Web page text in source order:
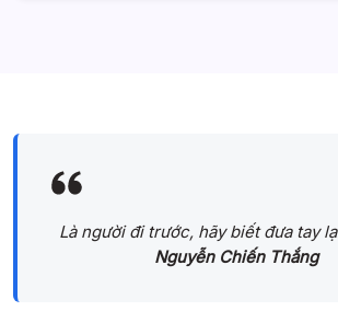
Là người đi trước, hãy biết đưa tay
Nguyễn Chiến Thắng